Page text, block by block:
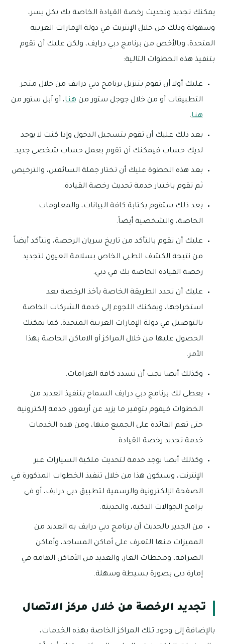
يمكنك تجديد وتحديث رخصة القيادة الخاصة بك بكل يسر،
وسهولة وذلك من خلال الإنترنت في دولة الإمارات العربية
المتحدة، وبالأخص من برنامج دبي درايف، ولكن عليك أن تقوم
بتنفيذ هذه الخطوات التالية:
عليك أولا أن تقوم بتنزيل برنامج دبي درايف من خلال متجر
التطبيقات أو من خلال جوجل ستور من هنـا، أو آبل ستور من
هنـا.
بعد ذلك عليك أن تقوم بتسجيل الدخول وإذا كنت لا يوجد
لديك حساب فيمكنك أن تقوم بعمل حساب شخصي جديد.
بعد هذه الخطوة عليك أن تختار جملة السائقين، والترخيص
ثم تقوم باختيار خدمة تحديث رخصة القيادة.
بعد ذلك ستقوم بكتابة كافة البيانات، والمعلومات
الخاصة، والشخصية أيضاً.
عليك أن تقوم بالتأكد من تاريخ سريان الرخصة، وتتأكد أيضاً
من نتيجة الكشف الطبي الخاص بسلامة العيون لتجديد
رخصة القيادة الخاصة بك في دبي.
عليك أن تحدد الطريقة الخاصة بأخذ الرخصة بعد
استخراجها، ويمكنك اللجوء إلى خدمة الشركات الخاصة
بالتوصيل في دولة الإمارات العربية المتحدة، كما يمكنك
الحصول عليها من خلال المراكز أو الاماكن الخاصة بهذا
الأمر.
وكذلك أيضا يجب أن تسدد كافة الغرامات.
يعطي لك برنامج دبي درايف السماح بتنفيذ العديد من
الخطوات فيقوم بتوفير ما يزيد عن أربعون خدمة إلكترونية
حتى تعم الفائدة على الجميع منها، ومن هذه الخدمات
خدمة تجديد رخصة القيادة.
وكذلك أيضا يوجد خدمة لتحديث ملكية السيارات عبر
الإنترنت، وسيكون هذا من خلال تنفيذ الخطوات المذكورة في
الصفحة الإلكترونية والرسمية لتطبيق دبي درايف، أو في
برامج الجوالات الذكية، والحديثة.
من الجدير بالحديث أن برنامج دبي درايف به العديد من
المميزات منها التعرف على أماكن المساجد، وأماكن
الصرافة، ومحطات الغاز، والعديد من الأماكن الهامة في
إمارة دبي بصورة بسيطة وسهلة.
تجديد الرخصة من خلال مركز الاتصال
بالإضافة إلى وجود تلك المراكز الخاصة بهذه الخدمات،